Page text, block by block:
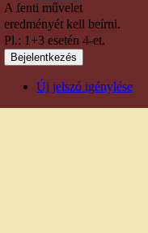
A fenti művelet
eredményét kell beírni.
Pl.: 1+3 esetén 4-et.
Új jelszó igénylése